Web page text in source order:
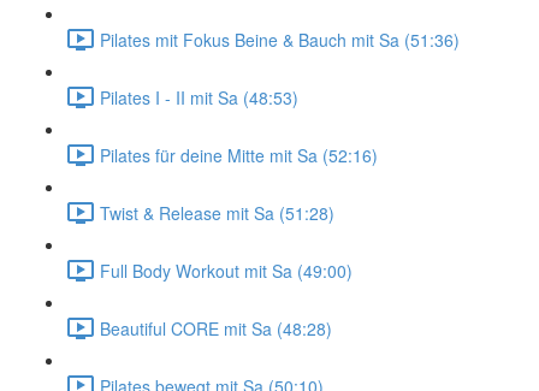
Pilates mit Fokus Beine & Bauch mit Sa (51:36)
Pilates I - II mit Sa (48:53)
Pilates für deine Mitte mit Sa (52:16)
Twist & Release mit Sa (51:28)
Full Body Workout mit Sa (49:00)
Beautiful CORE mit Sa (48:28)
Pilates bewegt mit Sa (50:10)